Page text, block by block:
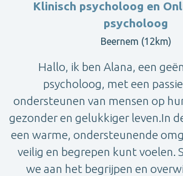
Klinisch psycholoog en
psycholoog
Beernem (12km)
Hallo, ik ben Alana, een
psycholoog, met een
ondersteunen van mensen op
gezonder en gelukkiger leven.In
een warme, ondersteunende
veilig en begrepen kunt voelen.
we aan het begrijpen en